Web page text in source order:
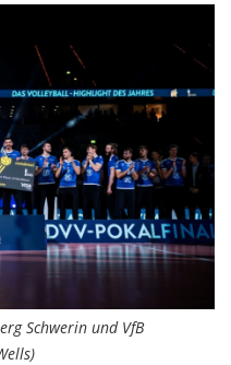
Schwerin und VfB